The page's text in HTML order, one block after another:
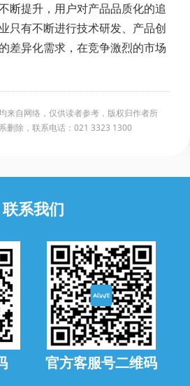
断提升，用户对产品品质化的追
只有不断进行技术研发、产品创
差异化需求，在竞争激烈的市场
来自网络，仅供读者参考，版权归作者所
删除，联系电话：021 3323 1300
联系我们
官方客服号二维码